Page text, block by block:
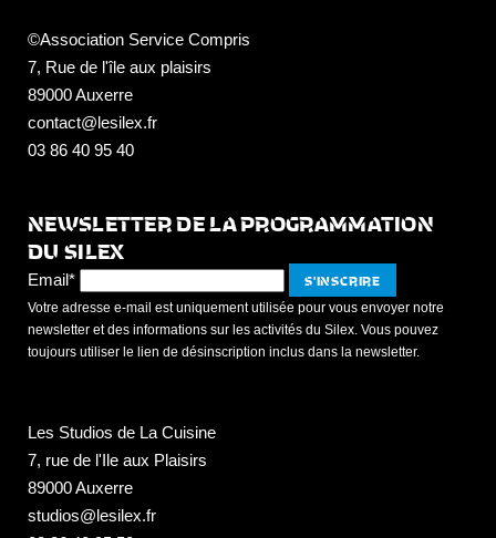
©Association Service Compris
7, Rue de l'île aux plaisirs
89000 Auxerre
contact@lesilex.fr
03 86 40 95 40
NEWSLETTER DE LA PROGRAMMATION
DU SILEX
Email*
Votre adresse e-mail est uniquement utilisée pour vous envoyer notre
newsletter et des informations sur les activités du Silex. Vous pouvez
toujours utiliser le lien de désinscription inclus dans la newsletter.
Les Studios de La Cuisine
7, rue de l'Ile aux Plaisirs
89000 Auxerre
studios@lesilex.fr